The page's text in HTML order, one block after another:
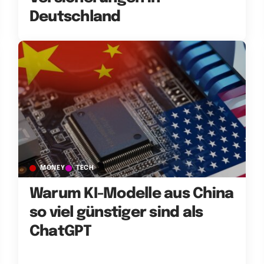
Deutschland
MONEY TECH
Warum KI-Modelle aus China
so viel günstiger sind als
ChatGPT